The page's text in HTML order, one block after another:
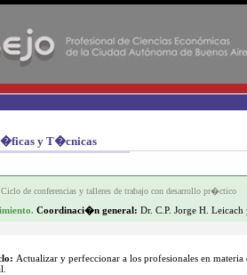
y T�cnicas
Ciclo de conferencias y talleres de trabajo con desarrollo pr�ctico
. Coordinaci�n general: Dr. C.P. Jorge H.
Actualizar y perfeccionar a los profesionales en